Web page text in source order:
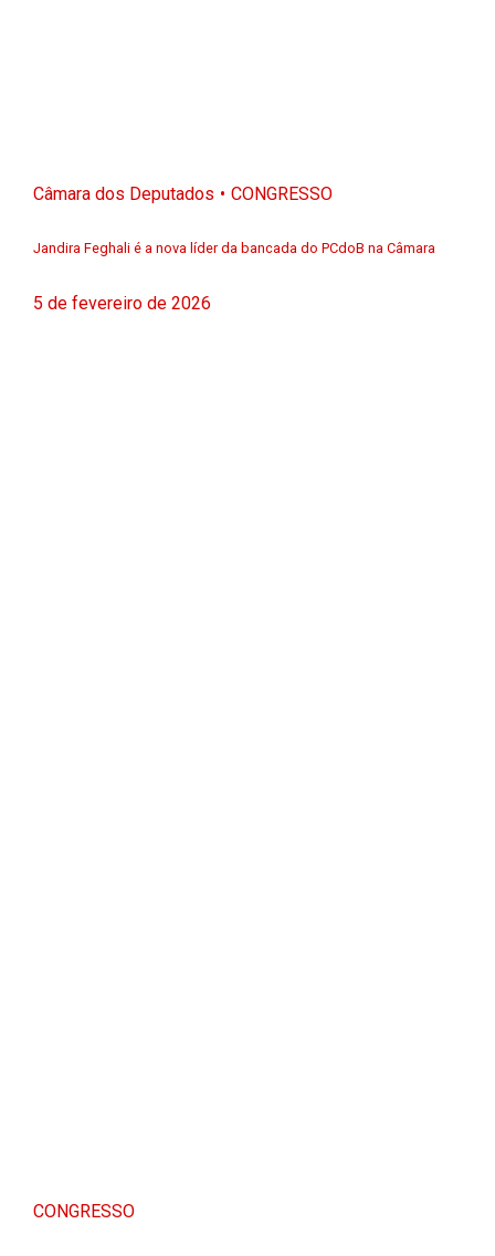
Câmara dos Deputados CONGRESSO
Jandira Feghali é a nova líder da bancada do PCdoB na Câmara
5 de fevereiro de 2026
CONGRESSO